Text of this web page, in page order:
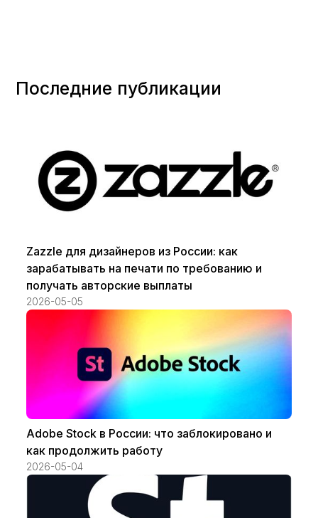
Последние публикации
Zazzle для дизайнеров из России: как
зарабатывать на печати по требованию и
получать авторские выплаты
2026-05-05
Adobe Stock в России: что заблокировано и
как продолжить работу
2026-05-04